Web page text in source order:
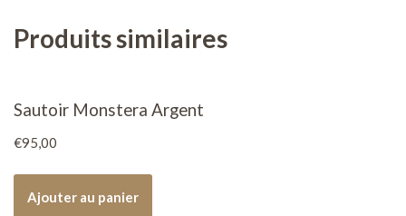
Produits similaires
Sautoir Monstera Argent
€95,00
Ajouter au panier